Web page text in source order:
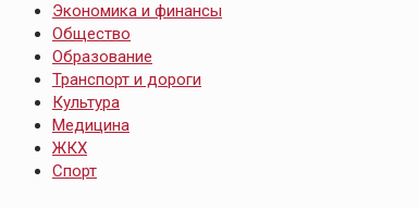
Экономика и финансы
Общество
Образование
Транспорт и дороги
Культура
Медицина
ЖКХ
Спорт